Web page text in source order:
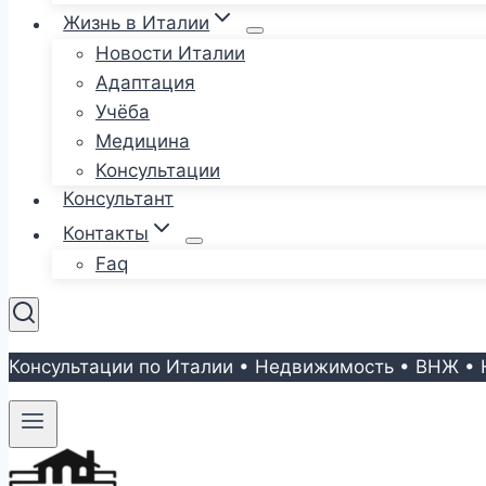
Жизнь в Италии
Новости Италии
Адаптация
Учёба
Медицина
Консультации
Консультант
Контакты
Faq
Консультации по Италии • Недвижимость • ВНЖ •